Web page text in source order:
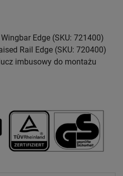
Edge (SKU: 721400)
Rail Edge (SKU: 720400)
imbusowy do montażu